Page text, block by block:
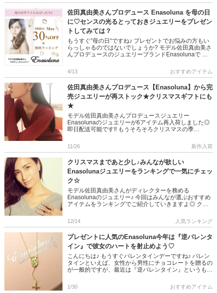
佐田真由美さんプロデュース Enasoluna を母の日
に♡センスの光るとっておきジュエリーをプレゼン
トしてみては？
もうすぐ”母の日“ですね♪ プレゼントでお悩みの方もい
らっしゃるのではないでしょうか? モデル佐田真由美さ
んプロデュースのジュエリーブランドEnasolunaで 普
4/13 おすすめアイテム
佐田真由美さんプロデュース【Enasoluna】から完
売ジュエリーが再ストック★クリスマスギフトにも
★
モデル佐田真由美さんプロデュースジュエリー
Enasolunaのジュエリーが6アイテム再入荷しました◎
即日配送可能です!! もうそろそろクリスマスの季
がですか? 人気 […]
11/26 新作入荷
クリスマスまであと少し♪みんなが欲しい
Enasolunaジュエリーをランキングで一気にチェッ
ク☆
モデル佐田真由美さんがディレクターを務める
Enasolunaのジュエリー♪ 今回はみんなが選ぶおすすめ
アイテムをランキングでご紹介していきますよ◎ クリ
しょうか? 今なら […]
12/14 人気ランキング
プレゼントに人気のEnasoluna今年は『逆バレンタ
イン』で彼女のハートを射止めよう♡
こんにちは♪ もうすぐバレンタインデーですね♪ バレン
タインといえば、女性から男性にチョコレートを贈るの
が一般的ですが、最近は『逆バレンタイン』というもの
バレンタイン […]
1/30 おすすめアイテム